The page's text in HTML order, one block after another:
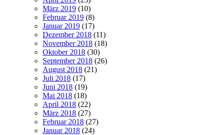
März 2019 (10)
Februar 2019 (8)
Januar 2019 (17)
Dezember 2018 (11)
November 2018 (18)
Oktober 2018 (30)
September 2018 (26)
August 2018 (21)
Juli 2018 (17)
Juni 2018 (19)
Mai 2018 (18)
April 2018 (22)
März 2018 (27)
Februar 2018 (27)
Januar 2018 (24)